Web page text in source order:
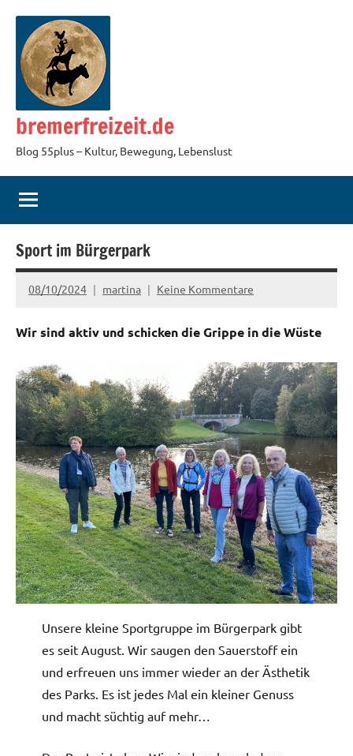
Inhalt
springen
bremerfreizeit.de
Blog 55plus – Kultur, Bewegung, Lebenslust
Sport im Bürgerpark
08/10/2024 martina Keine Kommentare
Wir sind aktiv und schicken die Grippe in die Wüste
Unsere kleine Sportgruppe im Bürgerpark gibt
es seit August. Wir saugen den Sauerstoff ein
und erfreuen uns immer wieder an der Ästhetik
des Parks. Es ist jedes Mal ein kleiner Genuss
und macht süchtig auf mehr…